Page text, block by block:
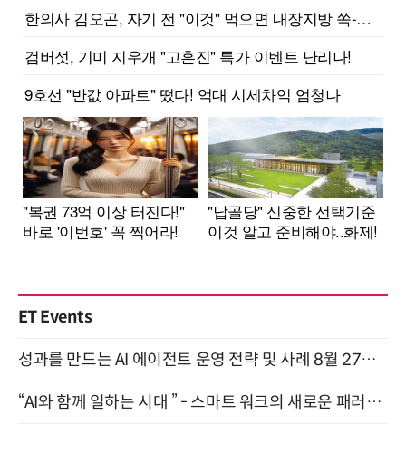
ET Events
성과를 만드는 AI 에이전트 운영 전략 및 사례 8월 27일 개최
“AI와 함께 일하는 시대 ” - 스마트 워크의 새로운 패러다임 (9/11)